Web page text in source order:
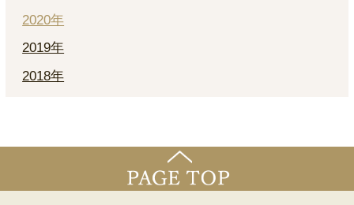
2020年
2019年
2018年